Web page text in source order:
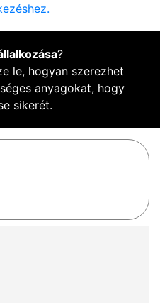
?
le, hogyan szerezhet
anyagokat, hogy
sikerét.